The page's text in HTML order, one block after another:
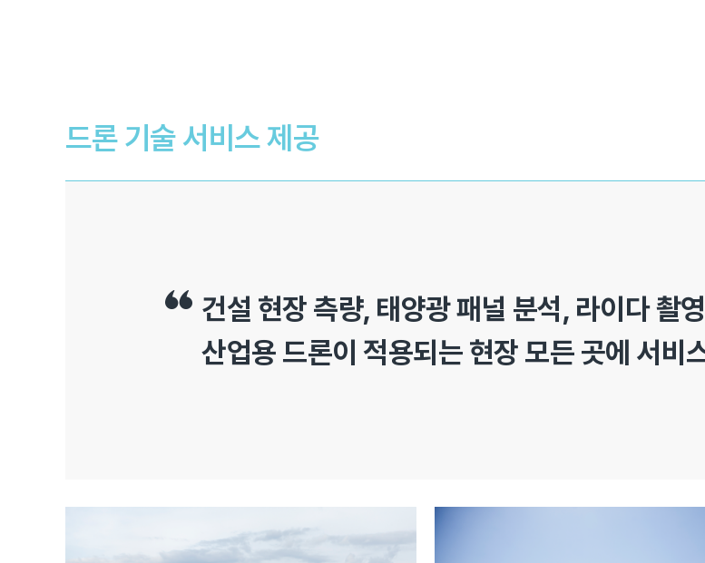
드론 기술 서비스 제공
건설 현장 측량, 태양광 패널 분석, 라이다 촬
산업용 드론이 적용되는 현장 모든 곳에 서비